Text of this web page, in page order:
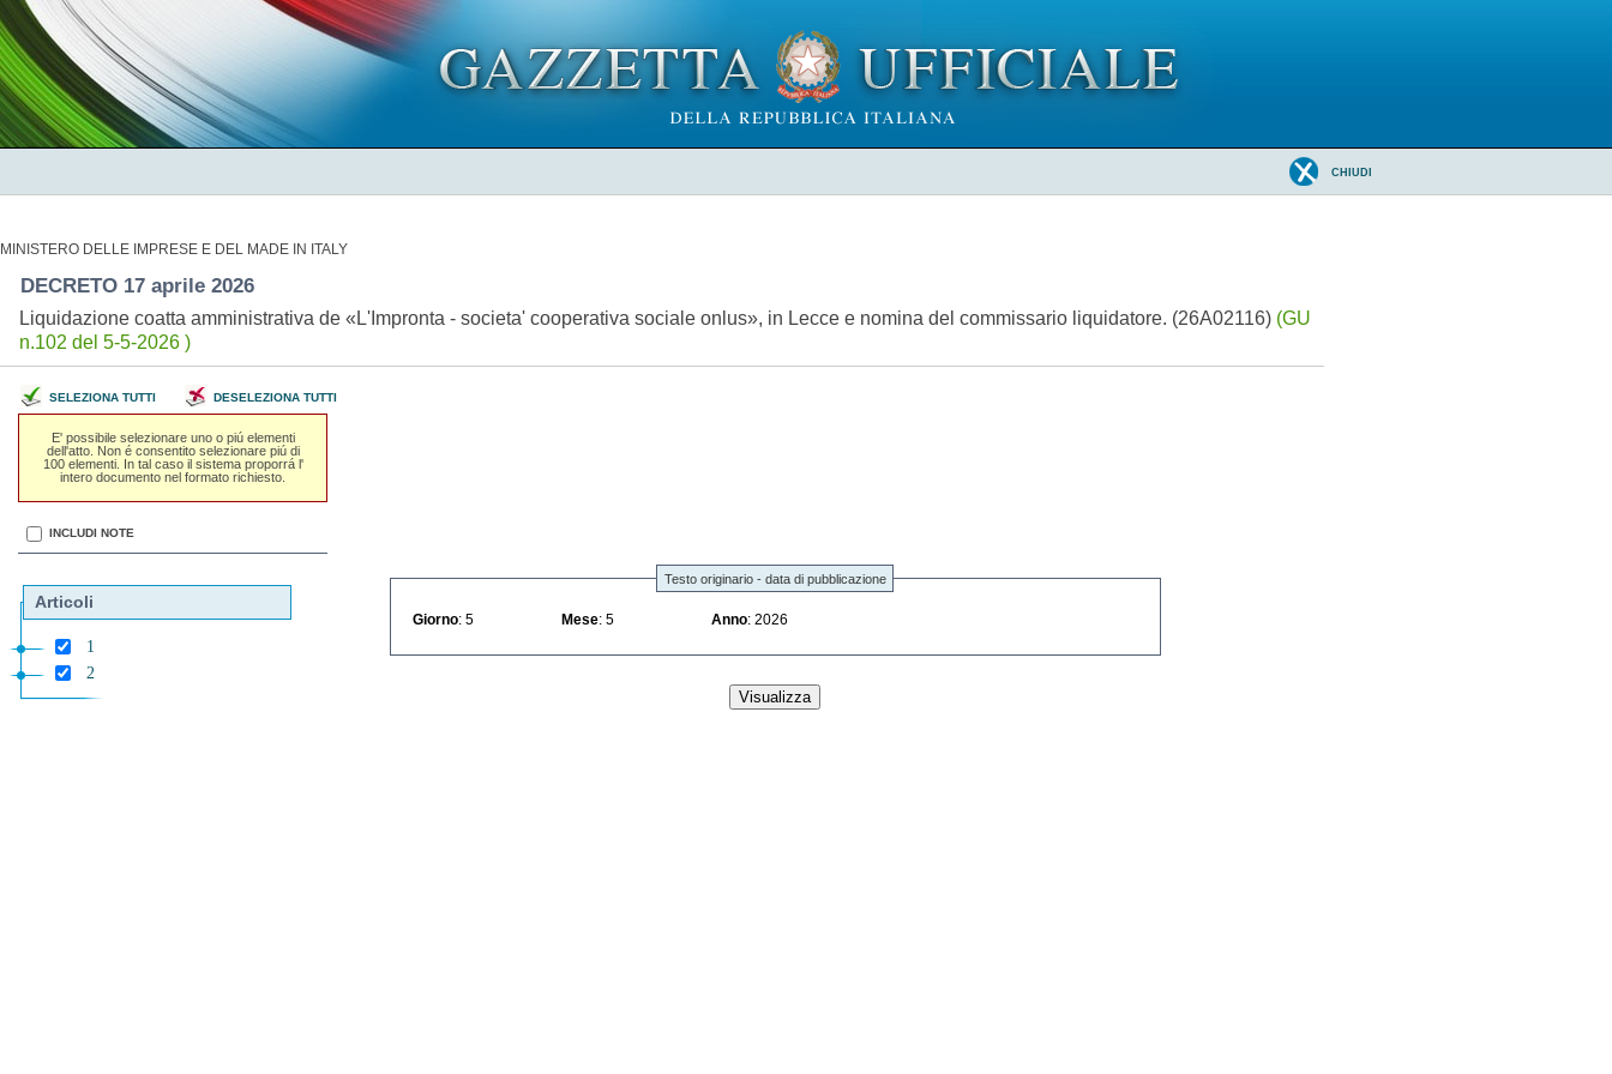
CHIUDI
MINISTERO DELLE IMPRESE E DEL MADE IN ITALY
DECRETO 17 aprile 2026
Liquidazione coatta amministrativa de «L'Impronta - societa' cooperativa sociale onlus», in Lecce e nomina del commissario liquidatore. (26A02116) (GU
n.102 del 5-5-2026 )
SELEZIONA TUTTI DESELEZIONA TUTTI
E' possibile selezionare uno o piú elementi
dell'atto. Non é consentito selezionare piú di
100 elementi. In tal caso il sistema proporrá l'
intero documento nel formato richiesto.
INCLUDI NOTE
Articoli
1
2
Testo originario - data di pubblicazione
Giorno : 5 Mese : 5 Anno : 2026